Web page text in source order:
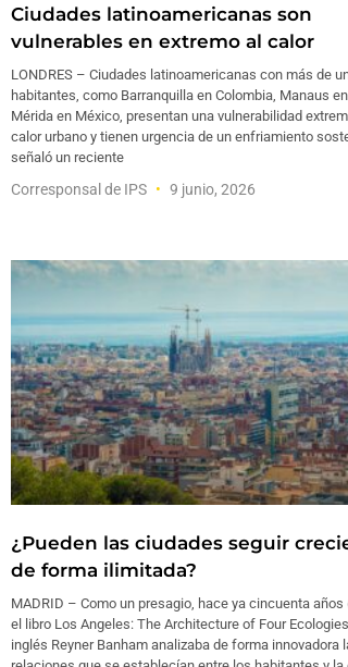
Ciudades latinoamericanas son
vulnerables en extremo al calor
LONDRES – Ciudades latinoamericanas con más de
habitantes, como Barranquilla en Colombia, Manaus
Mérida en México, presentan una vulnerabilidad
calor urbano y tienen urgencia de un enfriamiento
señaló un reciente
Corresponsal de IPS 9 junio, 2026
¿Pueden las ciudades seguir
de forma ilimitada?
MADRID – Como un presagio, hace ya cincuenta años
el libro Los Angeles: The Architecture of Four
inglés Reyner Banham analizaba de forma innovadora